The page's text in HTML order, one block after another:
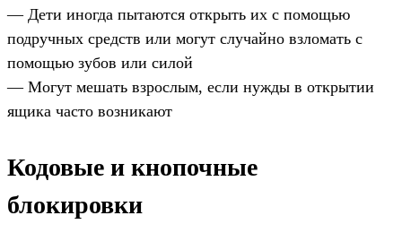
— Дети иногда пытаются открыть их с помощью
подручных средств или могут случайно взломать с
помощью зубов или силой
— Могут мешать взрослым, если нужды в открытии
ящика часто возникают
Кодовые и кнопочные
блокировки